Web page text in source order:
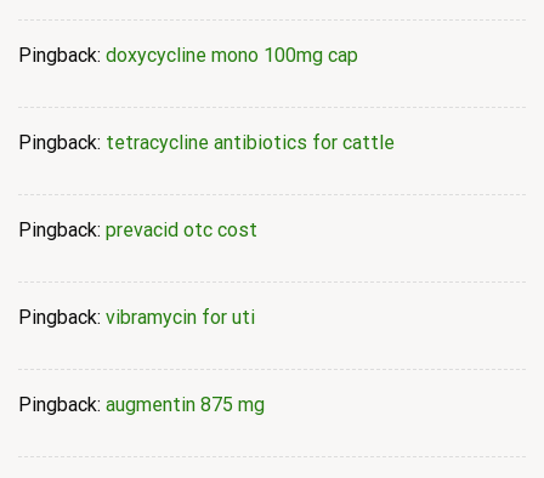
Pingback: doxycycline mono 100mg cap
Pingback: tetracycline antibiotics for cattle
Pingback: prevacid otc cost
Pingback: vibramycin for uti
Pingback: augmentin 875 mg